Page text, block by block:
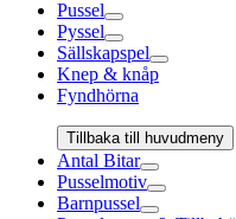
Pussel
Pyssel
Sällskapspel
Knep & knåp
Fyndhörna
Tillbaka till huvudmeny
Antal Bitar
Pusselmotiv
Barnpussel